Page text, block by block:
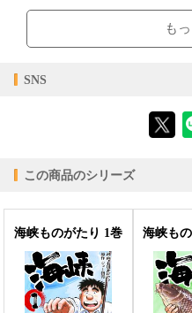
ブラウザビューア・PC版
【対応デバイス】
【PC版ConTenDoビューア】
【モバイルビューア】
も
SNS
この商品のシリーズ
海峡ものがたり 1巻 海峡も